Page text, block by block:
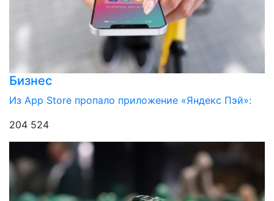
Бизнес
Из App Store пропало приложение «Яндекс Пэй»:
204 524